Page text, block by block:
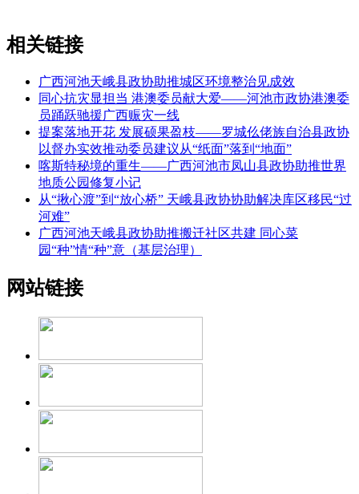
相关链接
广西河池天峨县政协助推城区环境整治见成效
同心抗灾显担当 港澳委员献大爱——河池市政协港澳委
员踊跃驰援广西赈灾一线
提案落地开花 发展硕果盈枝——罗城仫佬族自治县政协
以督办实效推动委员建议从“纸面”落到“地面”
喀斯特秘境的重生——广西河池市凤山县政协助推世界
地质公园修复小记
从“揪心渡”到“放心桥” 天峨县政协协助解决库区移民“过
河难”
广西河池天峨县政协助推搬迁社区共建 同心菜
园“种”情“种”意（基层治理）
网站链接